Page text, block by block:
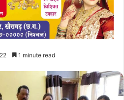
1 minute read